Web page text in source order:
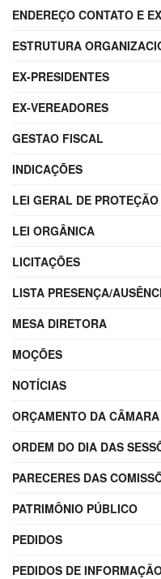
ENDEREÇO CONTATO E
ESTRUTURA
EX-PRESIDENTES
EX-VEREADORES
GESTAO FISCAL
INDICAÇÕES
LEI GERAL DE
LEI ORGÂNICA
LICITAÇÕES
LISTA PRESENÇA/
MESA DIRETORA
MOÇÕES
NOTÍCIAS
ORÇAMENTO DA CÂMARA
ORDEM DO DIA DAS
PARECERES DAS
PATRIMÔNIO PÚBLICO
PEDIDOS
PEDIDOS DE